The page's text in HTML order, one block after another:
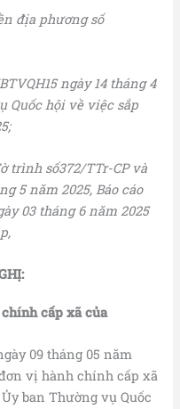
địa phương số
ngày 14 tháng 4
Quốc hội về việc sắp
trình số372/TTr-CP và
5 năm 2025, Báo cáo
03 tháng 6 năm 2025
chính cấp xãcủa
09 tháng 05 năm
vị hành chính cấp xã
ban Thường vụ Quốc